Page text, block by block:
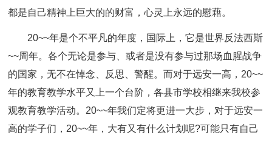
都是自己精神上巨大的的财富，心灵上永远的慰藉。
20~~年是个不平凡的年度，国际上，它是世界反法西斯
~~周年。各个无论是参与、或者是没有参与过那场血腥战争
的国家，无不在悼念、反思、警醒。而对于远安一高，20~~
年的教育教学水平又上一个台阶，各县市学校相继来我校参
观教育教学活动。20~~年我们定将更进一大步，对于远安一
高的学子们，20~~年，大有又有什么计划呢?可能只有自己